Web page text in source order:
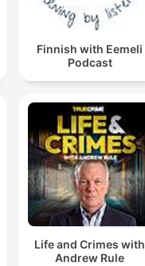
Finnish with Eemeli
Podcast
Life and Crimes with
Andrew Rule